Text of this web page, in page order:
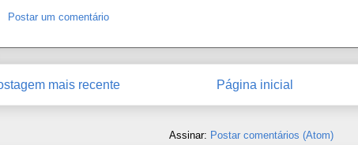
Postar um comentário
mais recente Página inicial
Assinar: Postar comentários (Atom)